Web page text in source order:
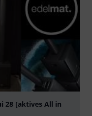
28 [aktives All in